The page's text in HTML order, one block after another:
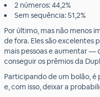
2 números: 44,2%
Sem sequência: 51,2%
Por último, mas não menos
de fora. Eles são excelentes
mais pessoas e aumentar
conseguir os prêmios da
Participando de um bolão, é
e, com isso, deixar a